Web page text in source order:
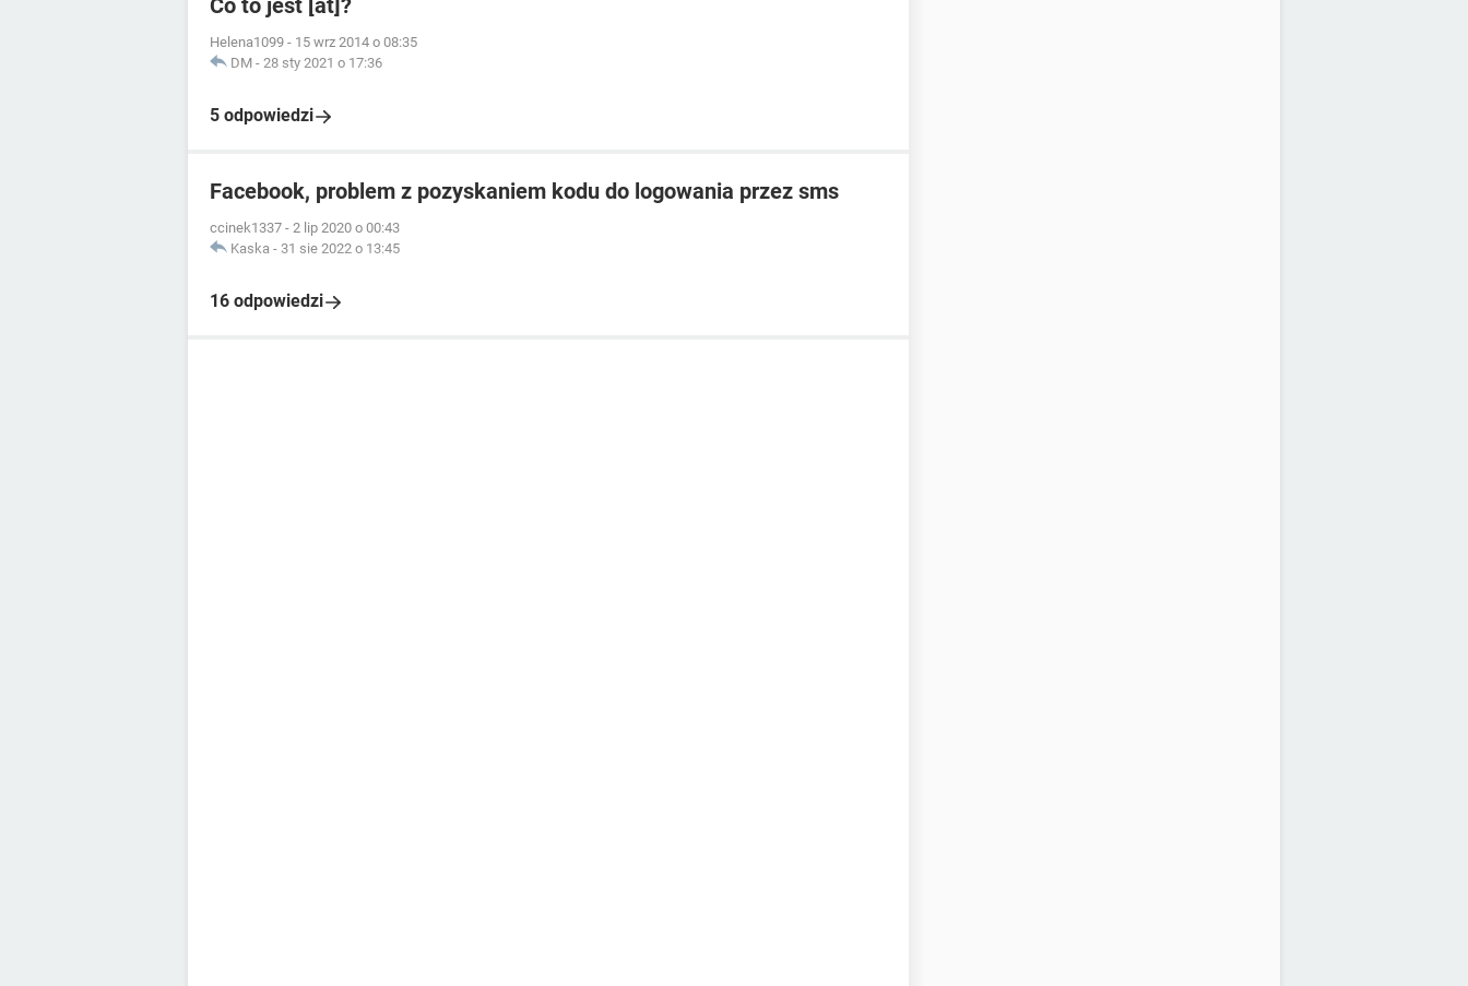
Co to jest [at]?
Helena1099 - 15 wrz 2014 o 08:35
DM - 28 sty 2021 o 17:36
5 odpowiedzi
Facebook, problem z pozyskaniem kodu do logowania przez sms
ccinek1337 - 2 lip 2020 o 00:43
Kaska - 31 sie 2022 o 13:45
16 odpowiedzi